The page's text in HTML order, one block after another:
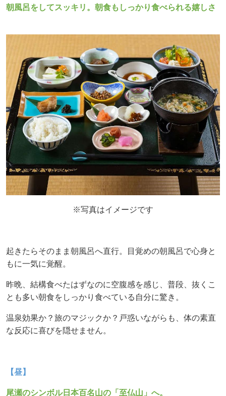
朝風呂をしてスッキリ。朝食もしっかり食べられる嬉しさ
※写真はイメージです
起きたらそのまま朝風呂へ直行。目覚めの朝風呂で心身と
もに一気に覚醒。
昨晩、結構食べたはずなのに空腹感を感じ、普段、抜くこ
とも多い朝食を しっかり食べている自分に驚き。
温泉効果か？旅のマジックか？戸惑いながらも、 体の素直
な反応に喜びを隠せません。
【昼】
尾瀬のシンボル日本百名山の「至仏山」へ。